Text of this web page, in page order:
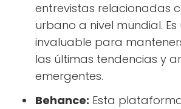
entrevistas relacionadas
urbano a nivel mundial.
invaluable para
las últimas tendencias y
emergentes.
Behance: Esta